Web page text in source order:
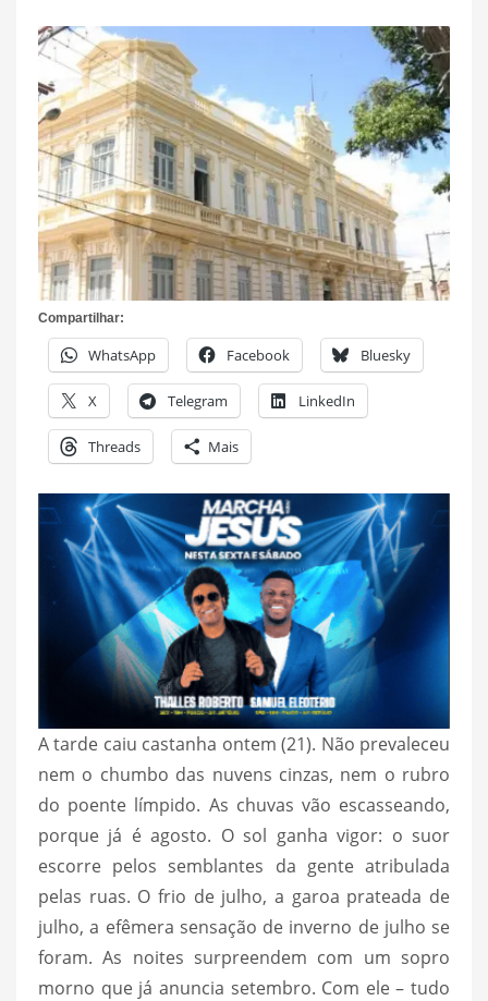
Compartilhar:
WhatsApp Facebook Bluesky
X Telegram LinkedIn
Threads Mais
A tarde caiu castanha ontem (21). Não prevaleceu
nem o chumbo das nuvens cinzas, nem o rubro
do poente límpido. As chuvas vão escasseando,
porque já é agosto. O sol ganha vigor: o suor
escorre pelos semblantes da gente atribulada
pelas ruas. O frio de julho, a garoa prateada de
julho, a efêmera sensação de inverno de julho se
foram. As noites surpreendem com um sopro
morno que já anuncia setembro. Com ele – tudo